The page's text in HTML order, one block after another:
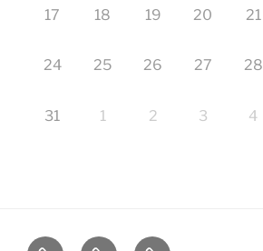
17 18 19 20 21
24 25 26 27 28
31 1 2 3 4
StartseiteImpressumVeranstaltungen